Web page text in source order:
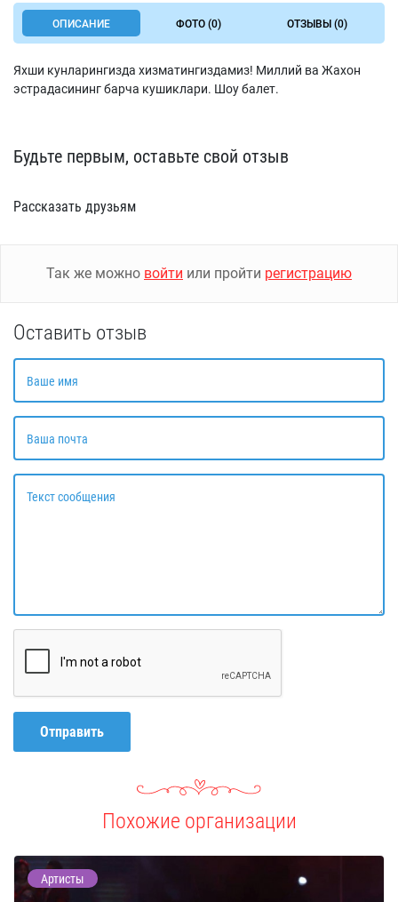
ОПИСАНИЕ ФОТО (0) ОТЗЫВЫ (0)
Яхши кунларингизда хизматингиздамиз! Миллий ва Жахон
эстрадасининг барча кушиклари. Шоу балет.
Будьте первым, оставьте свой отзыв
Рассказать друзьям
Так же можно войти или пройти регистрацию
Оставить отзыв
Ваше имя
Ваша почта
Текст сообщения
Отправить
Похожие организации
Артисты